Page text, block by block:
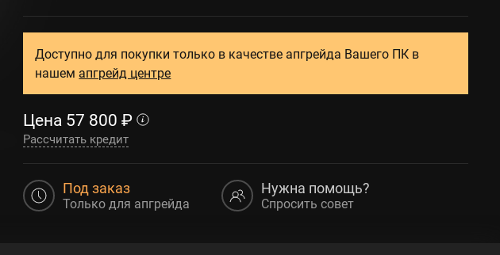
Доступно для покупки только в качестве апгрейда Вашего ПК в
нашем апгрейд центре
Цена 57 800 ₽
Рассчитать кредит
Под заказ
Только для апгрейда
Нужна помощь?
Спросить совет